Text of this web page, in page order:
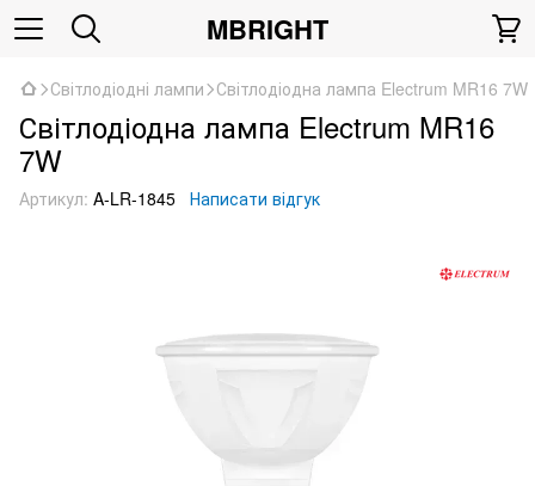
MBRIGHT
Світлодіодні лампи Світлодіодна лампа Electrum MR16 7W
Світлодіодна лампа Electrum MR16
7W
Артикул: A-LR-1845 Написати відгук